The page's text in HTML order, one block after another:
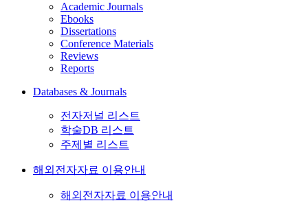
Academic Journals
Ebooks
Dissertations
Conference Materials
Reviews
Reports
Databases & Journals
전자저널 리스트
학술DB 리스트
주제별 리스트
해외전자자료 이용안내
해외전자자료 이용안내